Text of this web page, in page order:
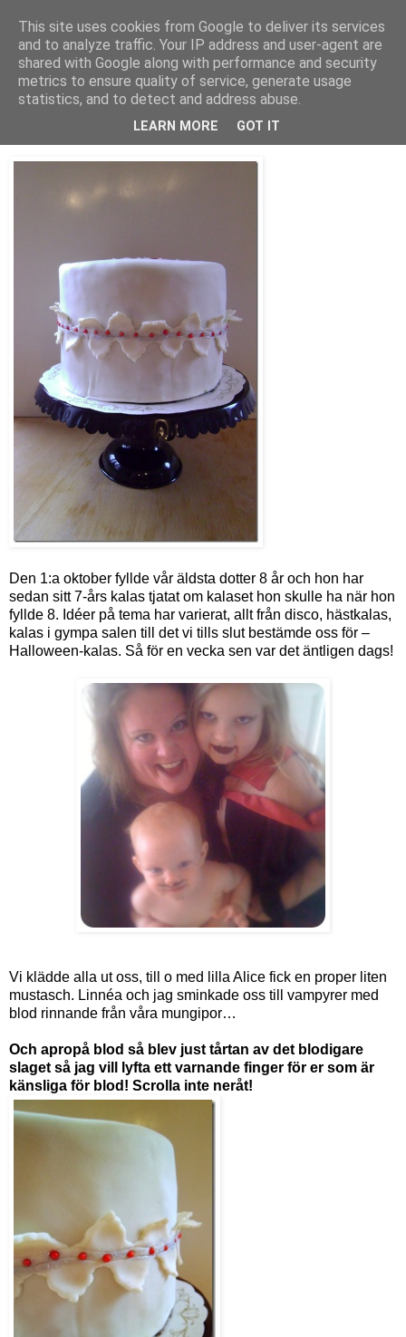
Bagerskan
lördag 20 oktober 2012
Halloween….
Den 1:a oktober fyllde vår äldsta dotter 8 år och hon har
sedan sitt 7-års kalas tjatat om kalaset hon skulle ha när hon
fyllde 8. Idéer på tema har varierat, allt från disco, hästkalas,
kalas i gympa salen till det vi tills slut bestämde oss för –
Halloween-kalas. Så för en vecka sen var det äntligen dags!
Vi klädde alla ut oss, till o med lilla Alice fick en proper liten
mustasch. Linnéa och jag sminkade oss till vampyrer med
blod rinnande från våra mungipor…
Och apropå blod så blev just tårtan av det blodigare
slaget så jag vill lyfta ett varnande finger för er som är
känsliga för blod! Scrolla inte neråt!
This site uses cookies from Google to deliver its services
and to analyze traffic. Your IP address and user-agent are
shared with Google along with performance and security
metrics to ensure quality of service, generate usage
statistics, and to detect and address abuse.
LEARN MORE GOT IT